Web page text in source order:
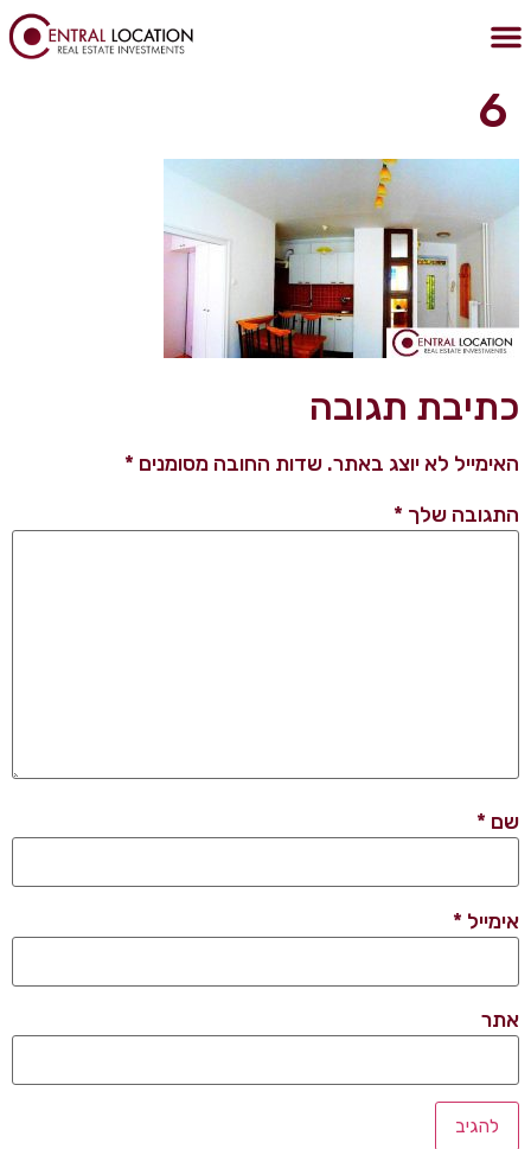
6
כתיבת תגובה
האימייל לא יוצג באתר. שדות החובה מסומנים *
התגובה שלך *
שם *
אימייל *
אתר